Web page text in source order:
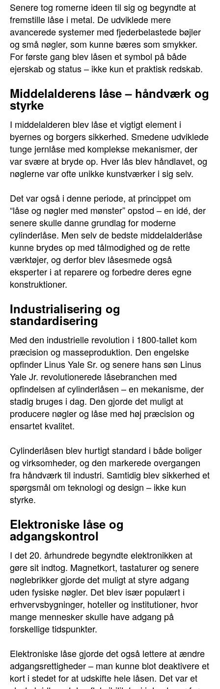
Senere tog romerne ideen til sig og begyndte at
fremstille låse i metal. De udviklede mere
avancerede systemer med fjederbelastede bøjler
og små nøgler, som kunne bæres som smykker.
For første gang blev låsen et symbol på både
ejerskab og status – ikke kun et praktisk redskab.
Middelalderens låse – håndværk og
styrke
I middelalderen blev låse et vigtigt element i
byernes og borgers sikkerhed. Smedene udviklede
tunge jernlåse med komplekse mekanismer, der
var svære at bryde op. Hver lås blev håndlavet, og
nøglerne var ofte unikke kunstværker i sig selv.
Det var også i denne periode, at princippet om
“låse og nøgler med mønster” opstod – en idé, der
senere skulle danne grundlag for moderne
cylinderlåse. Men selv de bedste middelalderlåse
kunne brydes op med tålmodighed og de rette
værktøjer, og derfor blev låsesmede også
eksperter i at reparere og forbedre deres egne
konstruktioner.
Industrialisering og
standardisering
Med den industrielle revolution i 1800-tallet kom
præcision og masseproduktion. Den engelske
opfinder Linus Yale Sr. og senere hans søn Linus
Yale Jr. revolutionerede låsebranchen med
opfindelsen af cylinderlåsen – en mekanisme, der
stadig bruges i dag. Den gjorde det muligt at
producere nøgler og låse med høj præcision og
ensartet kvalitet.
Cylinderlåsen blev hurtigt standard i både boliger
og virksomheder, og den markerede overgangen
fra håndværk til industri. Samtidig blev sikkerhed et
spørgsmål om teknologi og design – ikke kun
styrke.
Elektroniske låse og
adgangskontrol
I det 20. århundrede begyndte elektronikken at
gøre sit indtog. Magnetkort, tastaturer og senere
nøglebrikker gjorde det muligt at styre adgang
uden fysiske nøgler. Det blev især populært i
erhvervsbygninger, hoteller og institutioner, hvor
mange mennesker skulle have adgang på
forskellige tidspunkter.
Elektroniske låse gjorde det også lettere at ændre
adgangsrettigheder – man kunne blot deaktivere et
kort i stedet for at udskifte hele låsen. Det var et